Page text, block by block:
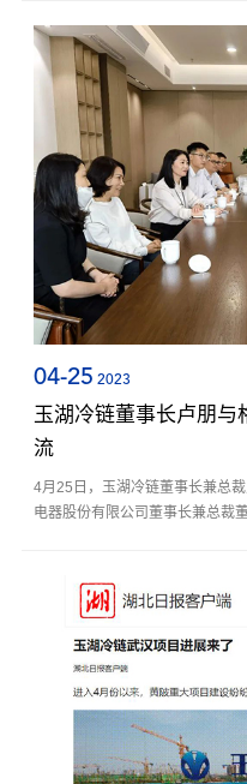
04-25 2023
玉湖冷链董事长卢朋与
流
4月25日，玉湖冷链董事长兼总
电器股份有限公司董事长兼总裁